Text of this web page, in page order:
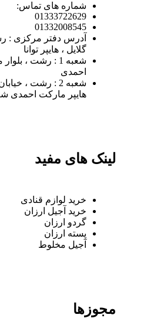
شماره های تماس:
01333722629
01332008545
آدرس دفتر مرکزی :
گلایل ، هایپر توانا
شعبه 1 : رشت ،
احمدی
شعبه 2 : رشت ،
هایپر مارکت احمدی
لینک های مفید
خرید لوازم قنادی
خرید آجیل ارزان
گردو ارزان
پسته ارزان
آجیل مخلوط
مجوزها